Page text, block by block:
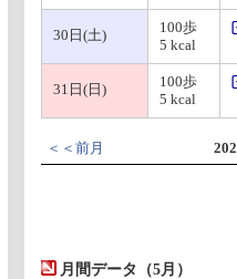
30日(土)
100歩
5 kcal
31日(日)
100歩
5 kcal
＜＜前月
月間データ（5月）